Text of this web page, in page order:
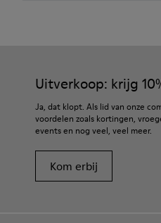
Uitneembaar PU-voetbed
80% textiel (75% gerecycled
spandex) 20% gerecycled
dat ze langer meegaan.
Gedetailleerde instructies
onderhoud vind je in onzeShoe
Uitverkoop: krijg
Ja, dat klopt. Als lid van onze
voordelen zoals kortingen,
events en nog veel, veel meer.
Kom erbij